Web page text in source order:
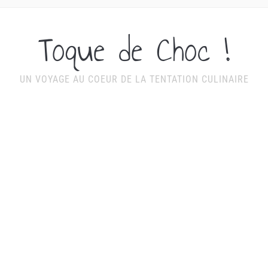
Toque de Choc !
UN VOYAGE AU COEUR DE LA TENTATION CULINAIRE